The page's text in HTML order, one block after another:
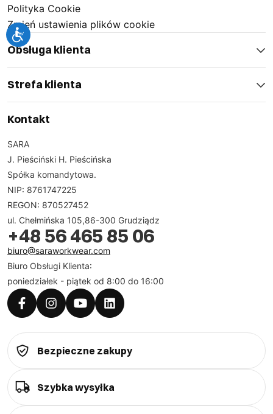
Polityka Cookie
Zmień ustawienia plików cookie
Obsługa klienta
Strefa klienta
Kontakt
SARA
J. Pieściński H. Pieścińska
Spółka komandytowa.
NIP: 8761747225
REGON: 870527452
ul. Chełmińska 105,86-300 Grudziądz
+48 56 465 85 06
biuro@saraworkwear.com
Biuro Obsługi Klienta:
poniedziałek - piątek od 8:00 do 16:00
Bezpieczne zakupy
Szybka wysyłka